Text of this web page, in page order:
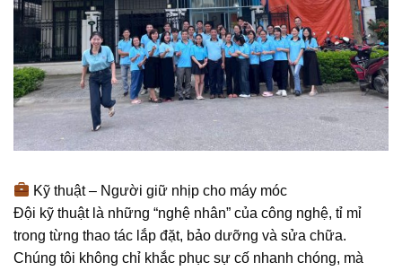
Kỹ thuật – Người giữ nhịp cho máy móc
Đội kỹ thuật là những “nghệ nhân” của công nghệ, tỉ mỉ
trong từng thao tác lắp đặt, bảo dưỡng và sửa chữa.
Chúng tôi không chỉ khắc phục sự cố nhanh chóng, mà